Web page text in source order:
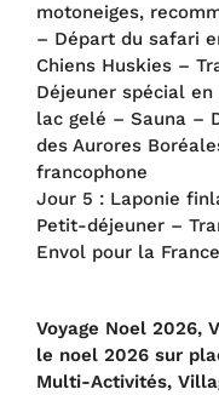
motoneiges,
– Départ du safari
Chiens Huskies –
Déjeuner spécial
lac gelé – Sauna –
des Aurores
francophone
Jour 5 : Laponie
Petit-déjeuner –
Envol pour la
Voyage Noel 2026,
le noel 2026 sur
Multi-Activités,